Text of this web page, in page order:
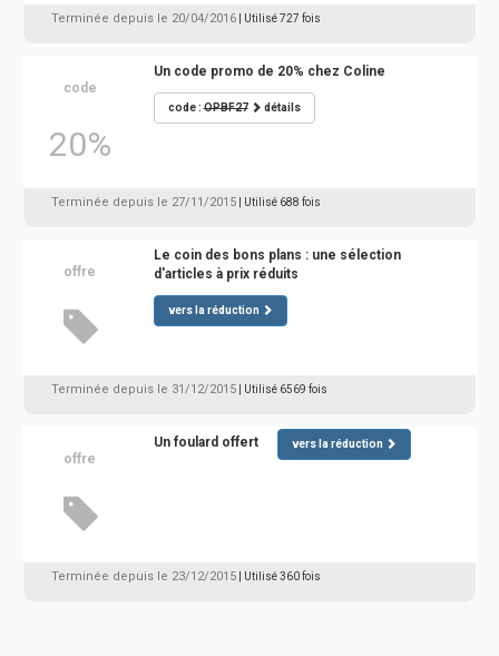
Terminée depuis le 20/04/2016 | Utilisé 727 fois
code
20%
Un code promo de 20% chez Coline
code :OPBF27 détails
Terminée depuis le 27/11/2015 | Utilisé 688 fois
offre
Le coin des bons plans : une sélection
d'articles à prix réduits
vers la réduction
Terminée depuis le 31/12/2015 | Utilisé 6569 fois
offre
Un foulard offert vers la réduction
Terminée depuis le 23/12/2015 | Utilisé 360 fois